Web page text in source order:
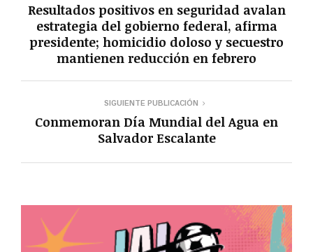
Resultados positivos en seguridad avalan
estrategia del gobierno federal, afirma
presidente; homicidio doloso y secuestro
mantienen reducción en febrero
SIGUIENTE PUBLICACIÓN
Conmemoran Día Mundial del Agua en
Salvador Escalante